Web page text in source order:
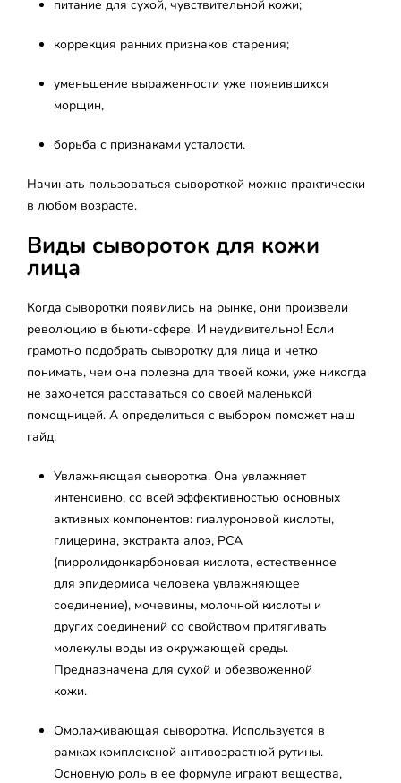
питание для сухой, чувствительной кожи;
коррекция ранних признаков старения;
уменьшение выраженности уже появившихся
морщин,
борьба с признаками усталости.
Начинать пользоваться сывороткой можно практически
в любом возрасте.
Виды сывороток для кожи
лица
Когда сыворотки появились на рынке, они произвели
революцию в бьюти-сфере. И неудивительно! Если
грамотно подобрать сыворотку для лица и четко
понимать, чем она полезна для твоей кожи, уже никогда
не захочется расставаться со своей маленькой
помощницей. А определиться с выбором поможет наш
гайд.
Увлажняющая сыворотка. Она увлажняет
интенсивно, со всей эффективностью основных
активных компонентов: гиалуроновой кислоты,
глицерина, экстракта алоэ, PCA
(пирролидонкарбоновая кислота, естественное
для эпидермиса человека увлажняющее
соединение), мочевины, молочной кислоты и
других соединений со свойством притягивать
молекулы воды из окружающей среды.
Предназначена для сухой и обезвоженной
кожи.
Омолаживающая сыворотка. Используется в
рамках комплексной антивозрастной рутины.
Основную роль в ее формуле играют вещества,